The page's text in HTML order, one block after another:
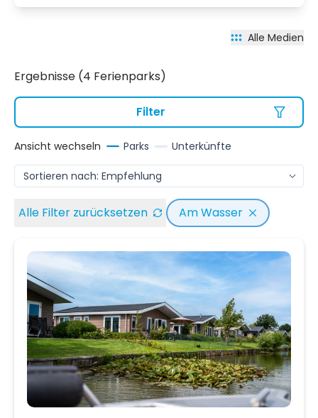
Alle Medien
Ergebnisse (4 Ferienparks)
Filter
Ansicht wechseln Parks Unterkünfte
Alle Filter zurücksetzen Am Wasser